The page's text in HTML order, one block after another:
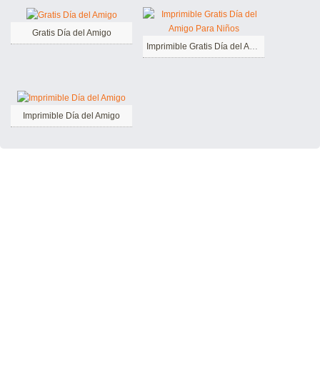
Gratis Día del Amigo
Imprimible Gratis Día del Amigo Para Niños
Imprimible Día del Amigo